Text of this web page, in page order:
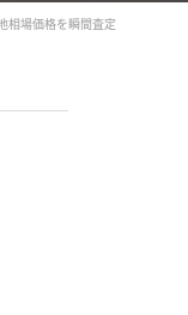
相場価格を瞬間査定